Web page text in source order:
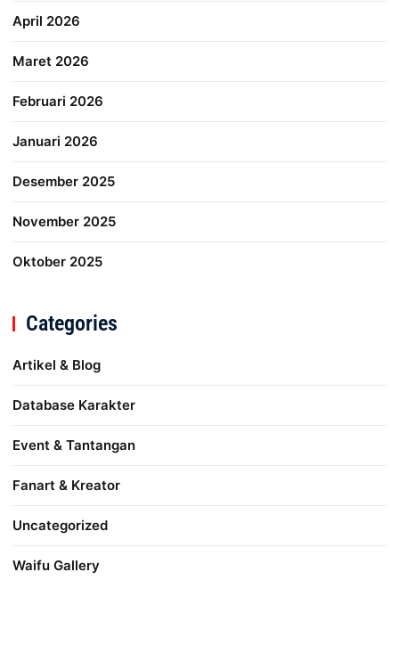
April 2026
Maret 2026
Februari 2026
Januari 2026
Desember 2025
November 2025
Oktober 2025
Categories
Artikel & Blog
Database Karakter
Event & Tantangan
Fanart & Kreator
Uncategorized
Waifu Gallery